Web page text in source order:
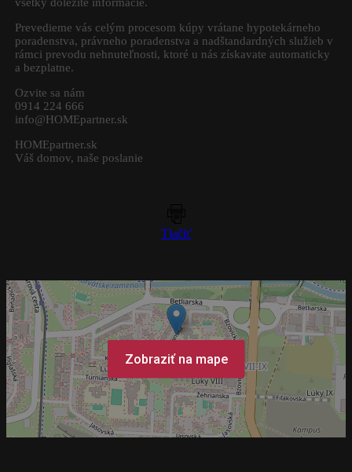
Prevedieme vás celým procesom kúpy vrátane hypotekárneho
poradenstva, právneho poradenstva a nadštandardných služieb v
rámci prevodu nehnuteľnosti, ktoré u nás získavate automaticky
a bezplatne.
Ozvite sa nám
0914 224 666
info@HOMEpartner.sk
HOMEpartner.sk
Váš domov, naše poslanie
Tlačiť
+
Zobraziť na mape